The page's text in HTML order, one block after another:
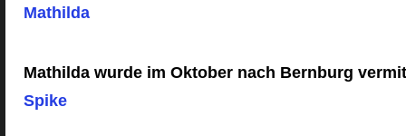
Mathilda
Mathilda wurde im Oktober nach Bernburg
Spike